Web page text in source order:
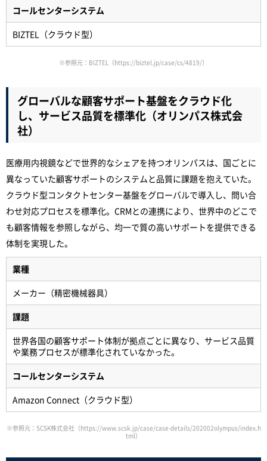
コールセンターシステム
BIZTEL（クラウド型）
※参照元：BIZTEL（https://biztel.jp/case/cs/4819/）
グローバルな顧客サポート基盤をクラウド化
し、サービス品質を標準化（オリンパス株式会
社）
医療用内視鏡などで世界的なシェアを持つオリンパスは、国ごとに
異なっていた顧客サポートのシステムと品質に課題を抱えていた。
クラウド型コンタクトセンター基盤をグローバルで導入し、問い合
わせ対応プロセスを標準化。CRMとの連携により、世界中のどこで
も顧客情報を参照しながら、均一で質の高いサポートを提供できる
体制を実現した。
業種
メーカー（精密機械器具）
課題
世界各国の顧客サポート体制が拠点ごとに異なり、サービス品質
や業務プロセスが標準化されていなかった。
コールセンターシステム
Amazon Connect（クラウド型）
※参照元：SCSK株式会社（https://www.scsk.jp/case/case-details/202002olympus/index.h
tml）